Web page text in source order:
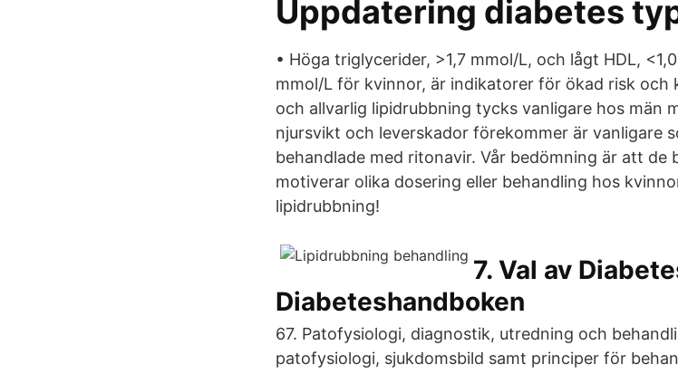
Uppdatering diabetes
• Höga triglycerider, >1,7 mmol/L, och lågt HDL,
mmol/L för kvinnor, är indikatorer för ökad risk och
och allvarlig lipidrubbning tycks vanligare hos män
njursvikt och leverskador förekommer är vanligare
behandlade med ritonavir. Vår bedömning är att de
motiverar olika dosering eller behandling hos
lipidrubbning!
7. Val av
Diabeteshandboken
67. Patofysiologi, diagnostik, utredning och
patofysiologi, sjukdomsbild samt principer för